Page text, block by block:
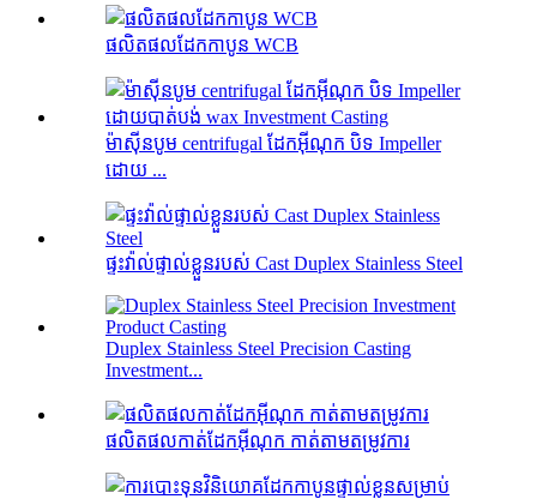
ផលិតផលដែកកាបូន WCB
ម៉ាស៊ីនបូម centrifugal ដែកអ៊ីណុក បិទ Impeller
ដោយ ...
ផ្ទះវ៉ាល់ផ្ទាល់ខ្លួនរបស់ Cast Duplex Stainless Steel
Duplex Stainless Steel Precision Casting
Investment...
ផលិតផលកាត់ដែកអ៊ីណុក កាត់តាមតម្រូវការ